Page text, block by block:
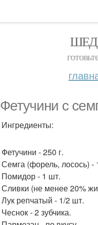
Фетучини с
Ингредиенты:
Фетучини - 250 г.
Семга (форель, лосось) -
Помидор - 1 шт.
Сливки (не менее 20%
Лук репчатый - 1/2 шт.
Чеснок - 2 зубчика.